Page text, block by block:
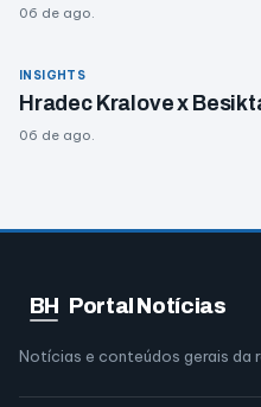
06 de ago.
INSIGHTS
Hradec Kralove x
06 de ago.
BH Portal Notícias
Notícias e conteúdos gerais da